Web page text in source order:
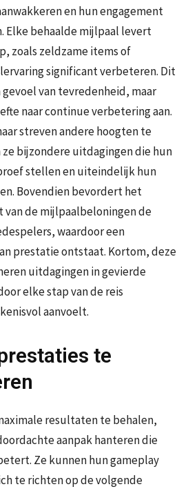
en hun engagement
Elke behaalde mijlpaal levert
zoals zeldzame items of
significant verbeteren. Dit
van tevredenheid, maar
naar continue verbetering aan.
streven andere hoogten te
bijzondere uitdagingen die hun
stellen en uiteindelijk hun
Bovendien bevordert het
van de mijlpaalbeloningen de
waardoor een
prestatie ontstaat. Kortom, deze
uitdagingen in gevierde
elke stap van de reis
aanvoelt.
te
resultaten te behalen,
aanpak hanteren die
Ze kunnen hun gameplay
te richten op de volgende